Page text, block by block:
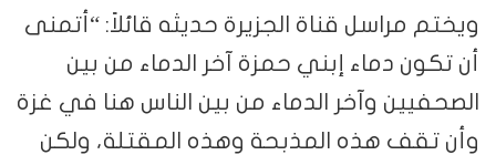
ويختم مراسل قناة الجزيرة حديثه قائلاً: “أتمنى
أن تكون دماء إبني حمزة آخر الدماء من بين
الصحفيين وآخر الدماء من بين الناس هنا في غزة
وأن تقف هذه المذبحة وهذه المقتلة، ولكن